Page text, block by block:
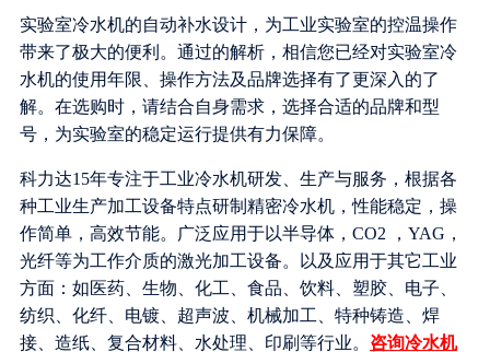
实验室冷水机的自动补水设计，为工业实验室的控温操作
带来了极大的便利。通过的解析，相信您已经对实验室冷
水机的使用年限、操作方法及品牌选择有了更深入的了
解。在选购时，请结合自身需求，选择合适的品牌和型
号，为实验室的稳定运行提供有力保障。
科力达15年专注于工业冷水机研发、生产与服务，根据各
种工业生产加工设备特点研制精密冷水机，性能稳定，操
作简单，高效节能。广泛应用于以半导体，CO2 ，YAG，
光纤等为工作介质的激光加工设备。以及应用于其它工业
方面：如医药、生物、化工、食品、饮料、塑胶、电子、
纺织、化纤、电镀、超声波、机械加工、特种铸造、焊
接、造纸、复合材料、水处理、印刷等行业。 咨询冷水机